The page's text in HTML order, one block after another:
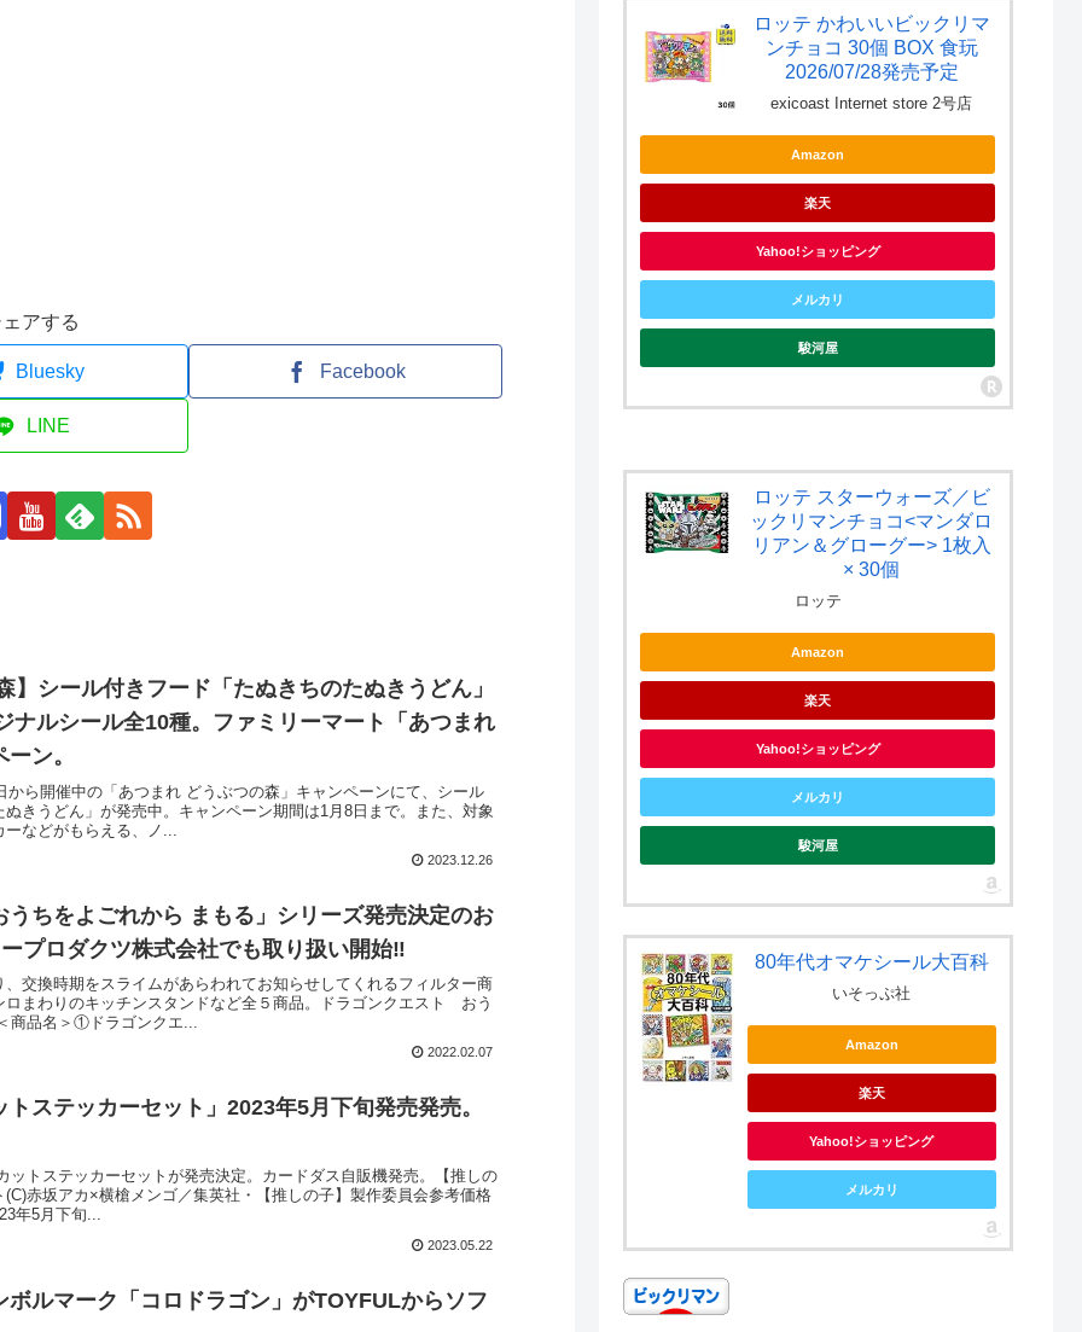
アする
Bluesky Facebook
LINE
】シール付きフード「たぬきちのたぬきうどん」
ナルシール全10種。ファミリーマート「あつまれ
ン。
から開催中の「あつまれ どうぶつの森」キャンペーンにて、シール
きうどん」が発売中。キャンペーン期間は1月8日まで。また、対象
などがもらえる、ノ...
2023.12.26
ちをよごれから まもる」シリーズ発売決定のお
プロダクツ株式会社でも取り扱い開始‼
交換時期をスライムがあらわれてお知らせしてくれるフィルター商
ロまわりのキッチンスタンドなど全５商品。ドラゴンクエスト おう
商品名＞①ドラゴンクエ...
2022.02.07
ステッカーセット」2023年5月下旬発売発売。
ットステッカーセットが発売決定。カードダス自販機発売。【推しの
赤坂アカ×横槍メンゴ／集英社・【推しの子】製作委員会参考価格
年5月下旬...
2023.05.22
ボルマーク「コロドラゴン」がTOYFULからソフ
ロッテ かわいいビックリマ
ンチョコ 30個 BOX 食玩
2026/07/28発売予定
exicoast Internet store 2号店
Amazon
楽天
Yahoo!ショッピング
メルカリ
駿河屋
ロッテ スターウォーズ／ビ
ックリマンチョコ<マンダロ
リアン＆グローグー> 1枚入
× 30個
ロッテ
Amazon
楽天
Yahoo!ショッピング
メルカリ
駿河屋
80年代オマケシール大百科
いそっぷ社
Amazon
楽天
Yahoo!ショッピング
メルカリ